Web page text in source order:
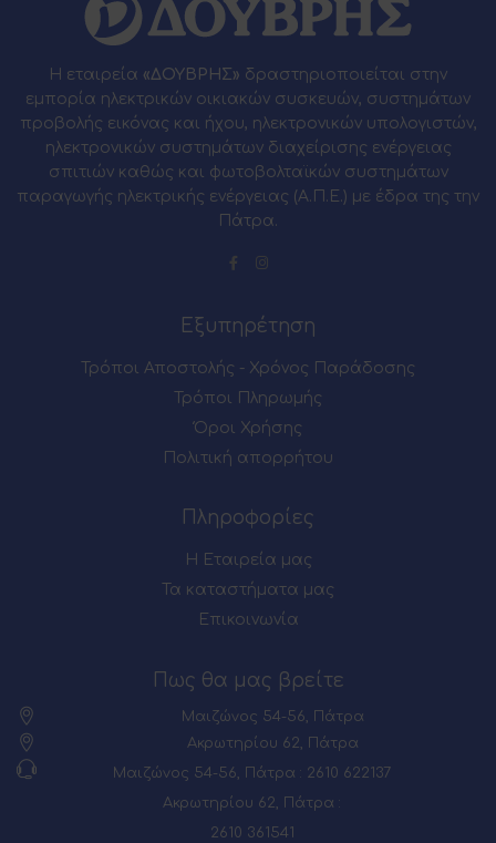
Η εταιρεία «ΔΟΥΒΡΗΣ» δραστηριοποιείται στην
εμπορία ηλεκτρικών οικιακών συσκευών, συστημάτων
προβολής εικόνας και ήχου, ηλεκτρονικών υπολογιστών,
ηλεκτρονικών συστημάτων διαχείρισης ενέργειας
σπιτιών καθώς και φωτοβολταϊκών συστημάτων
παραγωγής ηλεκτρικής ενέργειας (Α.Π.Ε.) με έδρα της την
Πάτρα.
Εξυπηρέτηση
Τρόποι Αποστολής - Χρόνος Παράδοσης
Τρόποι Πληρωμής
Όροι Χρήσης
Πολιτική απορρήτου
Πληροφορίες
Η Εταιρεία μας
Τα καταστήματα μας
Επικοινωνία
Πως θα μας βρείτε
Μαιζώνος 54-56, Πάτρα
Ακρωτηρίου 62, Πάτρα
Μαιζώνος 54-56, Πάτρα : 2610 622137
Ακρωτηρίου 62, Πάτρα :
2610 361541